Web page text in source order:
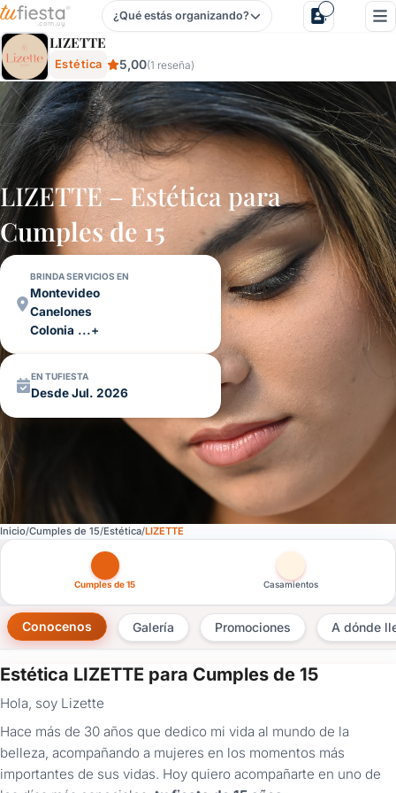
Lizette - Estética Para Cumpleaños De 15 Y Casamientos
¿Qué estás organizando?
LIZETTE
Estética 5,00(1 reseña)
LIZETTE – Estética para
Cumples de 15
BRINDA SERVICIOS EN
Montevideo
Canelones
Colonia ...+
EN TUFIESTA
Desde Jul. 2026
Inicio Cumples de 15 Estética LIZETTE
Otras versiones de esta ficha por tipo de festejo
Cumples de 15 Casamientos
Conocenos Galería Promociones A dónde
Estética LIZETTE para Cumples de 15
Hola, soy Lizette
Hace más de 30 años que dedico mi vida al mundo de la
belleza, acompañando a mujeres en los momentos más
importantes de sus vidas. Hoy quiero acompañarte en uno de
×
¿Ya
tenés
cuenta?